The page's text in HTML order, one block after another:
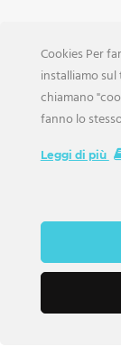
Cookies Per
installiamo
chiamano
fanno lo
Leggi di più